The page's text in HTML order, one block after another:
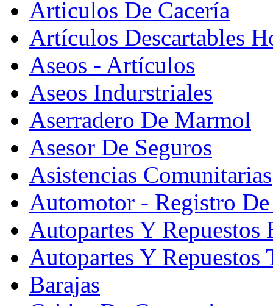
Articulos De Cacería
Artículos Descartables
Aseos - Artículos
Aseos Indurstriales
Aserradero De Marmol
Asesor De Seguros
Asistencias Comunitarias
Automotor - Registro
Autopartes Y Repuestos
Autopartes Y Repuestos
Barajas